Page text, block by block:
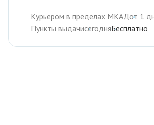
Курьером в пределах МКАДот 1
Пункты выдачисегодняБесплатно